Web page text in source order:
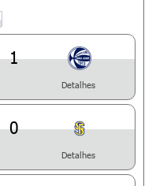
1
Detalhes
0
Detalhes